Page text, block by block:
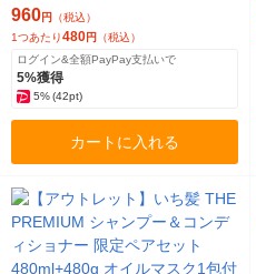
ト 詰め替え 350g 2個 ユニリー
バ
960円 （税込）
1つあたり480円 （税込）
ログイン&全額PayPay支払いで
5%獲得
5%(42pt)
カートに入れる